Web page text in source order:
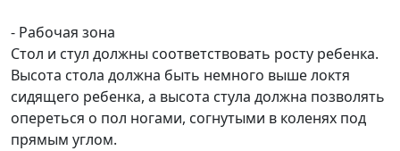
- Рабочая зона
Стол и стул должны соответствовать росту ребенка.
Высота стола должна быть немного выше локтя
сидящего ребенка, а высота стула должна позволять
опереться о пол ногами, согнутыми в коленях под
прямым углом.